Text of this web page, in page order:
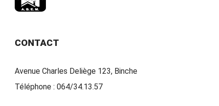
CONTACT
Avenue Charles Deliège 123, Binche
Téléphone : 064/34.13.57